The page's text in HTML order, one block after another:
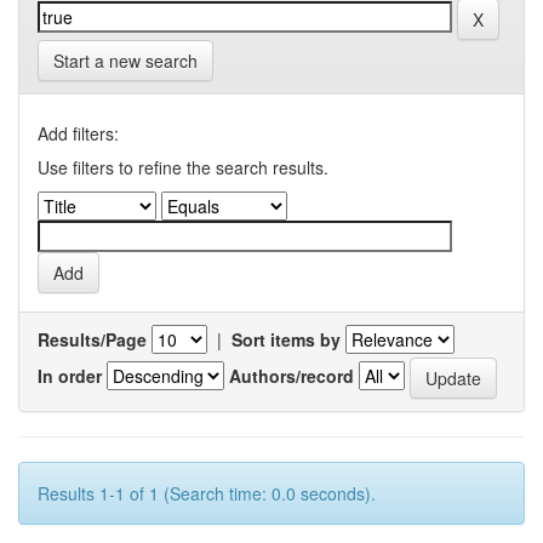
Start a new search
Add filters:
Use filters to refine the search results.
Results/Page | Sort items by
In order
Authors/record
Results 1-1 of 1 (Search time: 0.0 seconds).